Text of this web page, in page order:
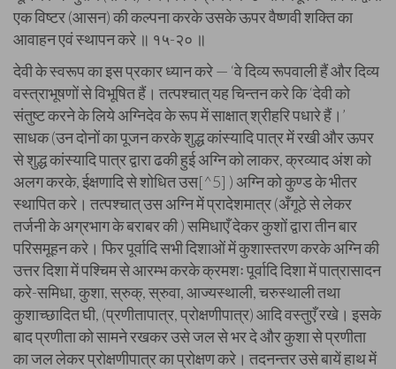
एक विष्टर (आसन) की कल्पना करके उसके ऊपर वैष्णवी शक्ति का
आवाहन एवं स्थापन करे ॥ १५-२० ॥
देवी के स्वरूप का इस प्रकार ध्यान करे — ‘वे दिव्य रूपवाली हैं और दिव्य
वस्त्राभूषणों से विभूषित हैं। तत्पश्चात् यह चिन्तन करे कि ‘देवी को
संतुष्ट करने के लिये अग्निदेव के रूप में साक्षात् श्रीहरि पधारे हैं।’
साधक (उन दोनों का पूजन करके शुद्ध कांस्यादि पात्र में रखी और ऊपर
से शुद्ध कांस्यादि पात्र द्वारा ढकी हुई अग्नि को लाकर, क्रव्याद अंश को
अलग करके, ईक्षणादि से शोधित उस[^5] ) अग्नि को कुण्ड के भीतर
स्थापित करे। तत्पश्चात् उस अग्नि में प्रादेशमात्र (अँगूठे से लेकर
तर्जनी के अग्रभाग के बराबर की ) समिधाएँ देकर कुशों द्वारा तीन बार
परिसमूहन करे। फिर पूर्वादि सभी दिशाओं में कुशास्तरण करके अग्नि की
उत्तर दिशा में पश्चिम से आरम्भ करके क्रमशः पूर्वादि दिशा में पात्रासादन
करे-समिधा, कुशा, स्रुक्, स्रुवा, आज्यस्थाली, चरुस्थाली तथा
कुशाच्छादित घी, (प्रणीतापात्र, प्रोक्षणीपात्र) आदि वस्तुएँ रखे। इसके
बाद प्रणीता को सामने रखकर उसे जल से भर दे और कुशा से प्रणीता
का जल लेकर प्रोक्षणीपात्र का प्रोक्षण करे। तदनन्तर उसे बायें हाथ में